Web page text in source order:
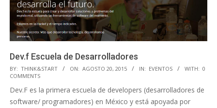
Dev.f Escuela de Desarrolladores
2015-
08-
20
BY: THINK&START ON: AGOSTO 20, 2015 IN: EVENTOS WITH: 0
COMMENTS
Dev.F es la primera escuela de developers (desarrolladores de
software/ programadores) en México y está apoyada por